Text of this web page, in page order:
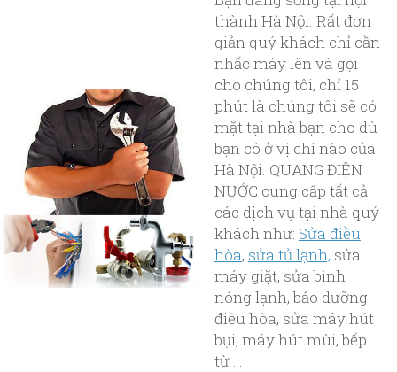
thành Hà Nội. Rất đơn
giản quý khách chỉ cần
nhấc máy lên và gọi
cho chúng tôi, chỉ 15
phút là chúng tôi sẽ có
mặt tại nhà bạn cho dù
bạn có ở vị chí nào của
Hà Nội. QUANG ĐIỆN
NƯỚC cung cấp tất cả
các dịch vụ tại nhà quý
khách như: Sửa điều
hòa, sửa tủ lạnh, sửa
máy giặt, sửa bình
nóng lạnh, bảo dưỡng
điều hòa, sửa máy hút
bụi, máy hút mùi, bếp
từ …